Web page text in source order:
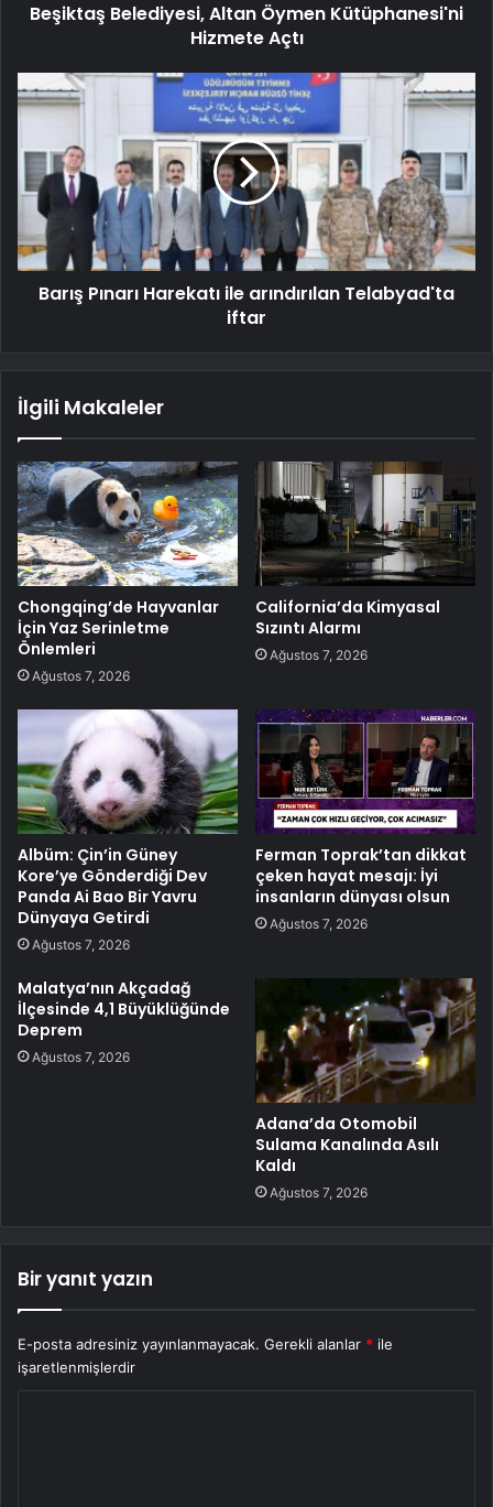
Beşiktaş Belediyesi, Altan Öymen Kütüphanesi'ni
Hizmete Açtı
Barış Pınarı Harekatı ile arındırılan Telabyad'ta
iftar
İlgili Makaleler
Chongqing’de Hayvanlar
İçin Yaz Serinletme
Önlemleri
Ağustos 7, 2026
California’da Kimyasal
Sızıntı Alarmı
Ağustos 7, 2026
Albüm: Çin’in Güney
Kore’ye Gönderdiği Dev
Panda Ai Bao Bir Yavru
Dünyaya Getirdi
Ağustos 7, 2026
Ferman Toprak’tan dikkat
çeken hayat mesajı: İyi
insanların dünyası olsun
Ağustos 7, 2026
Malatya’nın Akçadağ
İlçesinde 4,1 Büyüklüğünde
Deprem
Ağustos 7, 2026
Adana’da Otomobil
Sulama Kanalında Asılı
Kaldı
Ağustos 7, 2026
Bir yanıt yazın
E-posta adresiniz yayınlanmayacak. Gerekli alanlar * ile
işaretlenmişlerdir